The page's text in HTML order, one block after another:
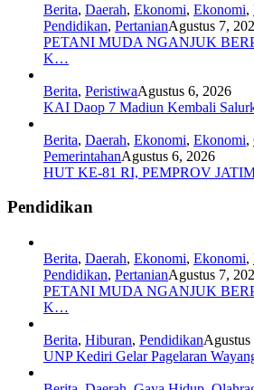
Berita, Daerah, Ekonomi, Ekonomi,
Pendidikan, PertanianAgustus 7,
PETANI MUDA NGANJUK
K…
Berita, PeristiwaAgustus 6, 2026
KAI Daop 7 Madiun Kembali
Berita, Daerah, Ekonomi, Ekonomi,
PemerintahanAgustus 6, 2026
HUT KE-81 RI, PEMPROV
Pendidikan
Berita, Daerah, Ekonomi, Ekonomi,
Pendidikan, PertanianAgustus 7,
PETANI MUDA NGANJUK
K…
Berita, Hiburan, Pendidikan
UNP Kediri Gelar Pagelaran